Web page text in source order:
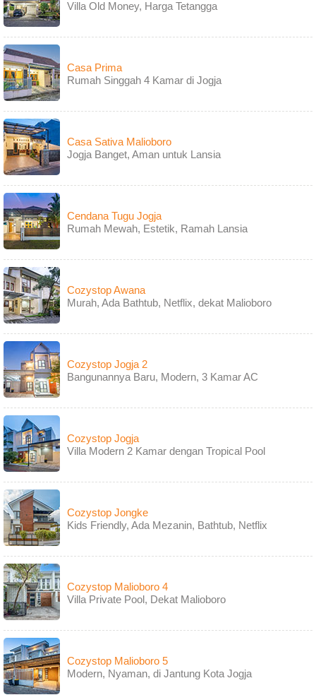
Villa Old Money, Harga Tetangga
Casa Prima
Rumah Singgah 4 Kamar di Jogja
Casa Sativa Malioboro
Jogja Banget, Aman untuk Lansia
Cendana Tugu Jogja
Rumah Mewah, Estetik, Ramah Lansia
Cozystop Awana
Murah, Ada Bathtub, Netflix, dekat Malioboro
Cozystop Jogja 2
Bangunannya Baru, Modern, 3 Kamar AC
Cozystop Jogja
Villa Modern 2 Kamar dengan Tropical Pool
Cozystop Jongke
Kids Friendly, Ada Mezanin, Bathtub, Netflix
Cozystop Malioboro 4
Villa Private Pool, Dekat Malioboro
Cozystop Malioboro 5
Modern, Nyaman, di Jantung Kota Jogja